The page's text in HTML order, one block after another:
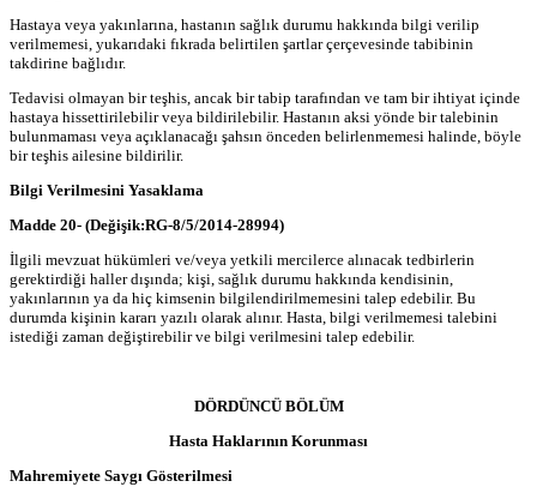
Hastaya veya yakınlarına, hastanın sağlık durumu hakkında bilgi verilip
verilmemesi, yukarıdaki fıkrada belirtilen şartlar çerçevesinde tabibinin
takdirine bağlıdır.
Tedavisi olmayan bir teşhis, ancak bir tabip tarafından ve tam bir ihtiyat içinde
hastaya hissettirilebilir veya bildirilebilir. Hastanın aksi yönde bir talebinin
bulunmaması veya açıklanacağı şahsın önceden belirlenmemesi halinde, böyle
bir teşhis ailesine bildirilir.
Bilgi Verilmesini Yasaklama
Madde 20- (Değişik:RG-8/5/2014-28994)
İlgili mevzuat hükümleri ve/veya yetkili mercilerce alınacak tedbirlerin
gerektirdiği haller dışında; kişi, sağlık durumu hakkında kendisinin,
yakınlarının ya da hiç kimsenin bilgilendirilmemesini talep edebilir. Bu
durumda kişinin kararı yazılı olarak alınır. Hasta, bilgi verilmemesi talebini
istediği zaman değiştirebilir ve bilgi verilmesini talep edebilir.
DÖRDÜNCÜ BÖLÜM
Hasta Haklarının Korunması
Mahremiyete Saygı Gösterilmesi